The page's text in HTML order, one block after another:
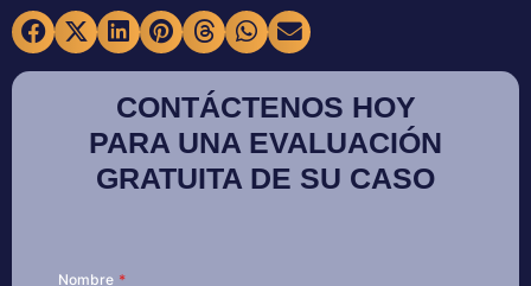
CONTÁCTENOS HOY
PARA UNA EVALUACIÓN
GRATUITA DE SU CASO